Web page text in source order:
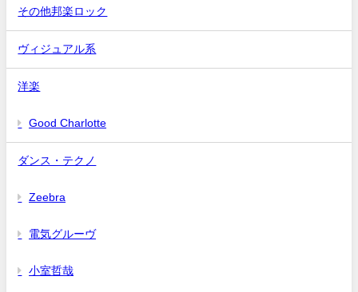
その他邦楽ロック
ヴィジュアル系
洋楽
Good Charlotte
ダンス・テクノ
Zeebra
電気グルーヴ
小室哲哉